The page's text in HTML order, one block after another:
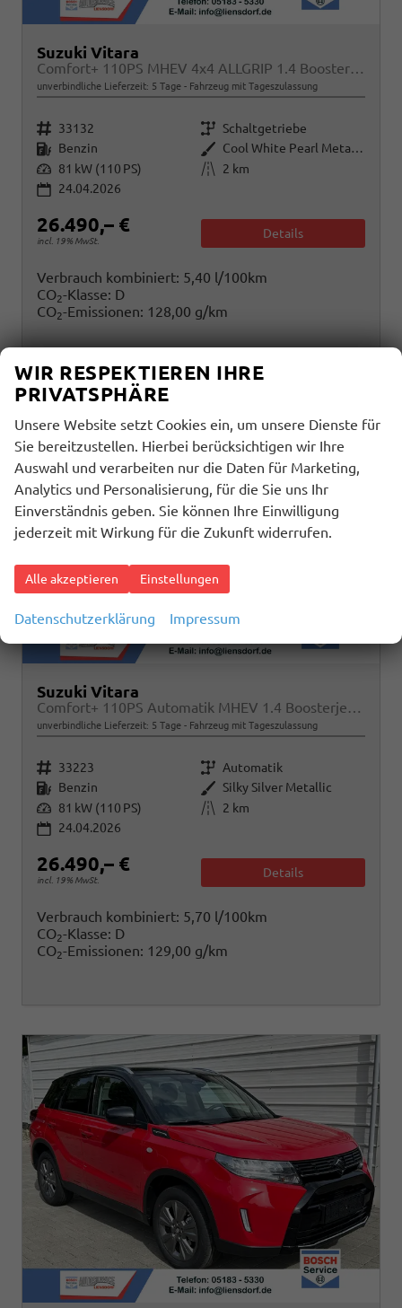
Suzuki Vitara
Comfort+ 110PS MHEV 4x4 ALLGRIP 1.4 Boosterjet Allrad Teilleder mit Alcantara Navi Klimaautomatik Sitzheizung ACC PDC v+h Rückf.Kamera Suzuki-Radio Apple CarPlay Android Auto Touchscreen 2xKeyless 17-LM
unverbindliche Lieferzeit: 5 Tage Fahrzeug mit Tageszulassung
Fahrzeugnr. 33132 Getriebe Schaltgetriebe
Kraftstoff Benzin Außenfarbe
Cool White Pearl Metallic
Leistung 81 kW (110 PS) Kilometerstand
2 km
24.04.2026
26.490,– €
incl. 19% MwSt.
Details
Verbrauch kombiniert: 5,40 l/100km
CO2-Klasse: D
CO2-Emissionen: 128,00 g/km
Suzuki Vitara
Comfort+ 110PS Automatik MHEV 1.4 Boosterjet Teilleder Navi Klimaautomatik Sitzheizung ACC PDC v+h Rückf.Kamera Suzuki-Radio Apple CarPlay Android Auto Touchscreen 2xKeyless 17-LM
unverbindliche Lieferzeit: 5 Tage Fahrzeug mit Tageszulassung
Fahrzeugnr. 33223 Getriebe Automatik
Kraftstoff Benzin Außenfarbe Silky Silver Metallic
Leistung 81 kW (110 PS) Kilometerstand
2 km
24.04.2026
26.490,– €
incl. 19% MwSt.
Details
Verbrauch kombiniert: 5,70 l/100km
CO2-Klasse: D
CO2-Emissionen: 129,00 g/km
WIR RESPEKTIEREN IHRE
PRIVATSPHÄRE
Unsere Website setzt Cookies ein, um unsere Dienste für
Sie bereitzustellen. Hierbei berücksichtigen wir Ihre
Auswahl und verarbeiten nur die Daten für Marketing,
Analytics und Personalisierung, für die Sie uns Ihr
Einverständnis geben. Sie können Ihre Einwilligung
jederzeit mit Wirkung für die Zukunft widerrufen.
Alle akzeptieren Einstellungen
Datenschutzerklärung Impressum